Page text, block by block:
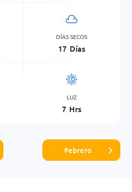
DÍAS SECOS
17 Días
LUZ
7 Hrs
Febrero